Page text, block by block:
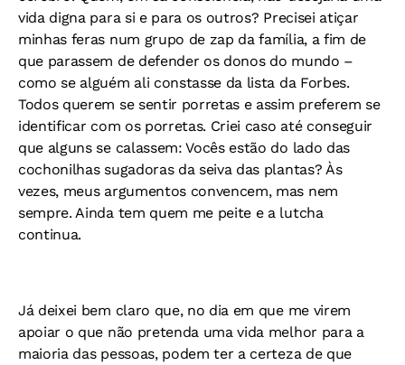
vida digna para si e para os outros? Precisei atiçar
minhas feras num grupo de zap da família, a fim de
que parassem de defender os donos do mundo –
como se alguém ali constasse da lista da Forbes.
Todos querem se sentir porretas e assim preferem se
identificar com os porretas. Criei caso até conseguir
que alguns se calassem: Vocês estão do lado das
cochonilhas sugadoras da seiva das plantas? Às
vezes, meus argumentos convencem, mas nem
sempre. Ainda tem quem me peite e a lutcha
continua.
Já deixei bem claro que, no dia em que me virem
apoiar o que não pretenda uma vida melhor para a
maioria das pessoas, podem ter a certeza de que